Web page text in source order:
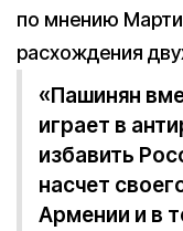
по мнению
расхождения
«Пашинян
играет в
избавить
насчет
Армении и в